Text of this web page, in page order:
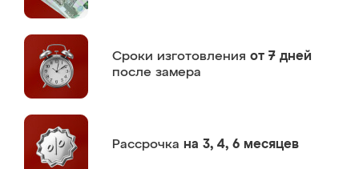
Сроки изготовления от 7 дней
после замера
Рассрочка на 3, 4, 6 месяцев